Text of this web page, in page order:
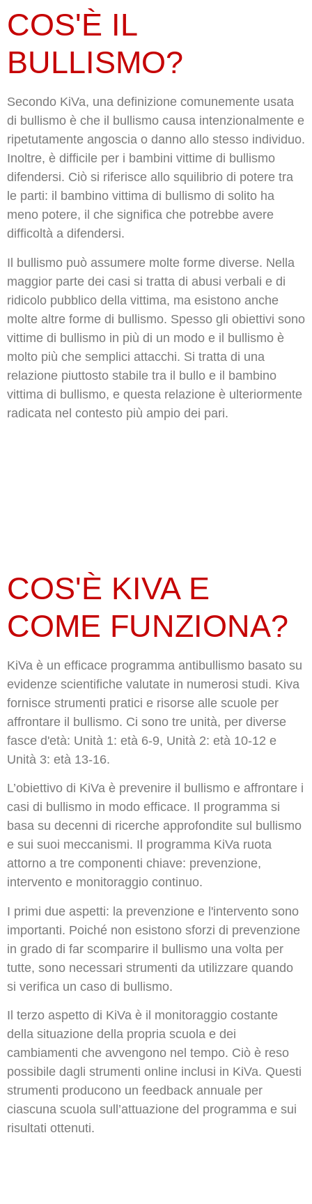
COS'È IL
BULLISMO?
Secondo KiVa, una definizione comunemente usata
di bullismo è che il bullismo causa intenzionalmente e
ripetutamente angoscia o danno allo stesso individuo.
Inoltre, è difficile per i bambini vittime di bullismo
difendersi. Ciò si riferisce allo squilibrio di potere tra
le parti: il bambino vittima di bullismo di solito ha
meno potere, il che significa che potrebbe avere
difficoltà a difendersi.
Il bullismo può assumere molte forme diverse. Nella
maggior parte dei casi si tratta di abusi verbali e di
ridicolo pubblico della vittima, ma esistono anche
molte altre forme di bullismo. Spesso gli obiettivi sono
vittime di bullismo in più di un modo e il bullismo è
molto più che semplici attacchi. Si tratta di una
relazione piuttosto stabile tra il bullo e il bambino
vittima di bullismo, e questa relazione è ulteriormente
radicata nel contesto più ampio dei pari.
COS'È KIVA E
COME FUNZIONA?
KiVa è un efficace programma antibullismo basato su
evidenze scientifiche valutate in numerosi studi. Kiva
fornisce strumenti pratici e risorse alle scuole per
affrontare il bullismo. Ci sono tre unità, per diverse
fasce d'età: Unità 1: età 6-9, Unità 2: età 10-12 e
Unità 3: età 13-16.
L’obiettivo di KiVa è prevenire il bullismo e affrontare i
casi di bullismo in modo efficace. Il programma si
basa su decenni di ricerche approfondite sul bullismo
e sui suoi meccanismi. Il programma KiVa ruota
attorno a tre componenti chiave: prevenzione,
intervento e monitoraggio continuo.
I primi due aspetti: la prevenzione e l'intervento sono
importanti. Poiché non esistono sforzi di prevenzione
in grado di far scomparire il bullismo una volta per
tutte, sono necessari strumenti da utilizzare quando
si verifica un caso di bullismo.
Il terzo aspetto di KiVa è il monitoraggio costante
della situazione della propria scuola e dei
cambiamenti che avvengono nel tempo. Ciò è reso
possibile dagli strumenti online inclusi in KiVa. Questi
strumenti producono un feedback annuale per
ciascuna scuola sull’attuazione del programma e sui
risultati ottenuti.